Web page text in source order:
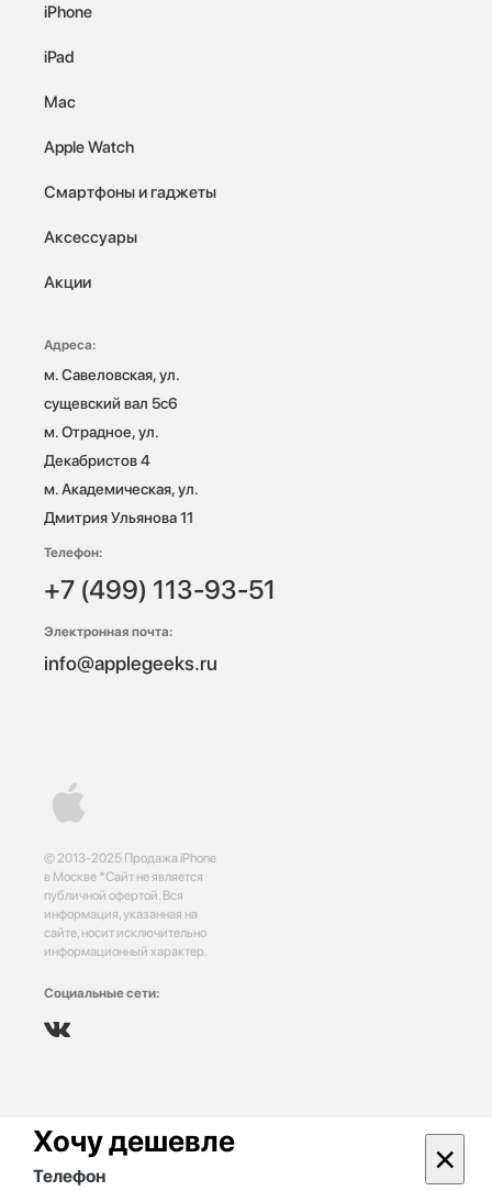
© 2013-2025 Продажа iPhone
в Москве *Сайт не является
публичной офертой. Вся
информация, указанная на
сайте, носит исключительно
информационный характер.
Социальные сети:
iPhone
iPad
Mac
Apple Watch
Смартфоны и гаджеты
Аксессуары
Акции
Адреса:
м. Савеловская, ул.
сущевский вал 5с6
м. Отрадное, ул.
Декабристов 4
м. Академическая, ул.
Дмитрия Ульянова 11
Телефон:
+7 (499) 113-93-51
Электронная почта:
info@applegeeks.ru
Хочу дешевле ×
Телефон